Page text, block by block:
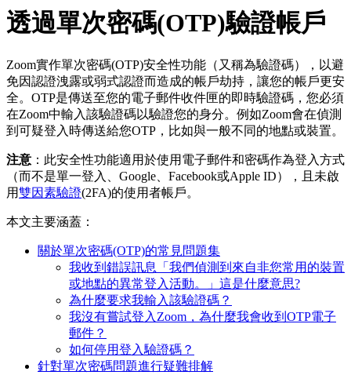
透過單次密碼(OTP)驗證帳戶
Zoom實作單次密碼(OTP)安全性功能（又稱為驗證碼），以避
免因認證洩露或弱式認證而造成的帳戶劫持，讓您的帳戶更安
全。OTP是傳送至您的電子郵件收件匣的即時驗證碼，您必須
在Zoom中輸入該驗證碼以驗證您的身分。例如Zoom會在偵測
到可疑登入時傳送給您OTP，比如與一般不同的地點或裝置。
注意 ：此安全性功能適用於使用電子郵件和密碼作為登入方式
（而不是單一登入、Google、Facebook或Apple ID），且未啟
用雙因素驗證(2FA)的使用者帳戶。
本文主要涵蓋：
關於單次密碼(OTP)的常見問題集
我收到錯誤訊息「我們偵測到來自非您常用的裝置
或地點的異常登入活動。」這是什麼意思?
為什麼要求我輸入該驗證碼？
我沒有嘗試登入Zoom，為什麼我會收到OTP電子
郵件？
如何停用登入驗證碼？
針對單次密碼問題進行疑難排解